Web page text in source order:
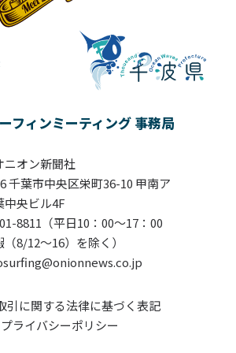
フィンミーティング 事務局
ニオン新聞社
千葉市中央区栄町36-10 甲南ア
中央ビル4F
8811（平日10：00〜17：00
8/12～16）を除く）
引に関する法律に基づく表記
プライバシーポリシー